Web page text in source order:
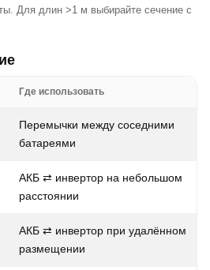
Для длин >1 м выбирайте сечение с
Где использовать
Перемычки между соседними
батареями
АКБ ⇄ инвертор на небольшом
расстоянии
АКБ ⇄ инвертор при удалённом
размещении